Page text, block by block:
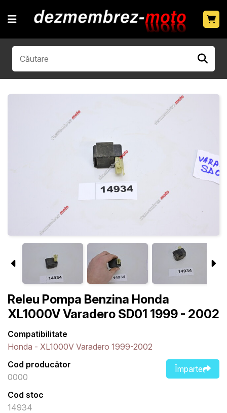
Releu Pompa Benzina Honda
XL1000V Varadero SD01 1999 - 2002
Compatibilitate
Honda - XL1000V Varadero 1999-2002
Împarte
Cod producător
0000
Cod stoc
14934